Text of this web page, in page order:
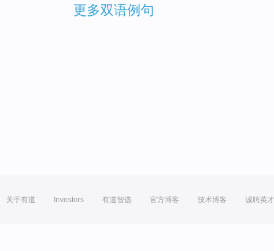
更多双语例句
关于有道 Investors 有道智选 官方博客 技术博客 诚聘英才